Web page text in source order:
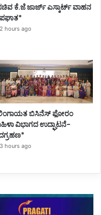
ಕೆ.ಜೆ ಜಾರ್ಜ್ ಎಸ್ಕಾರ್ಟ್ ವಾಹನ
2 hours ago
ಬಿಸಿನೆಸ್ ಫೋರಂ
ವಿಭಾಗದ ಉದ್ಘಾಟನೆ-
3 hours ago